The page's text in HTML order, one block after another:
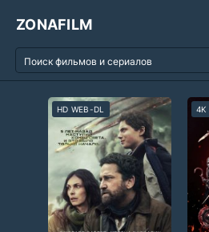
ZONAFILM
HD WEB-DL 4K